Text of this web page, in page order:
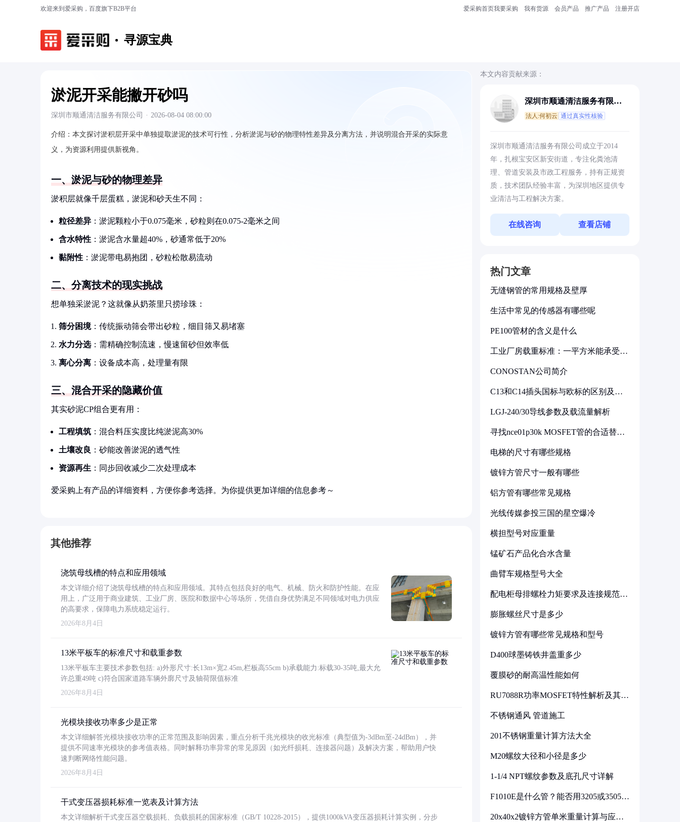
欢迎来到爱采购，百度旗下B2B平台 爱采购首页我要采购 我有货源 会员产品 推广产品 注册开店
寻源宝典
淤泥开采能撇开砂吗
深圳市顺通清洁服务有限公司 · 2026-08-04 08:00:00
介绍： 本文探讨淤积层开采中单独提取淤泥的技术可行性，分析淤泥与砂的物理特性差异及分离方法，并说明混合开采的实际意
义，为资源利用提供新视角。
一、淤泥与砂的物理差异
淤积层就像千层蛋糕，淤泥和砂天生不同：
粒径差异 ：淤泥颗粒小于0.075毫米，砂粒则在0.075-2毫米之间
含水特性 ：淤泥含水量超40%，砂通常低于20%
黏附性 ：淤泥带电易抱团，砂粒松散易流动
二、分离技术的现实挑战
想单独采淤泥？这就像从奶茶里只捞珍珠：
筛分困境：传统振动筛会带出砂粒，细目筛又易堵塞
水力分选：需精确控制流速，慢速留砂但效率低
离心分离 ：设备成本高，处理量有限
三、混合开采的隐藏价值
其实砂泥CP组合更有用：
工程填筑 ：混合料压实度比纯淤泥高30%
土壤改良 ：砂能改善淤泥的透气性
资源再生 ：同步回收减少二次处理成本
爱采购上有产品的详细资料，方便你参考选择。为你提供更加详细的信息参考～
其他推荐
浇筑母线槽的特点和应用领域
本文详细介绍了浇筑母线槽的特点和应用领域。其特点包括良好的电气、机械、防火和防护性能。在应
用上，广泛用于商业建筑、工业厂房、医院和数据中心等场所，凭借自身优势满足不同领域对电力供应
的高要求，保障电力系统稳定运行。
2026年8月4日
13米平板车的标准尺寸和载重参数
13米平板车主要技术参数包括: a)外形尺寸:长13m×宽2.45m,栏板高55cm b)承载能力:标载30-35吨,最大允
许总重49吨 c)符合国家道路车辆外廓尺寸及轴荷限值标准
2026年8月4日
光模块接收功率多少是正常
本文详细解答光模块接收功率的正常范围及影响因素，重点分析千兆光模块的收光标准（典型值为-3dBm至-24dBm），并
提供不同速率光模块的参考值表格。同时解释功率异常的常见原因（如光纤损耗、连接器问题）及解决方案，帮助用户快
速判断网络性能问题。
2026年8月4日
干式变压器损耗标准一览表及计算方法
本文详细解析干式变压器空载损耗、负载损耗的国家标准（GB/T 10228-2015），提供1000kVA变压器损耗计算实例，分步
本文内容贡献来源：
深圳市顺通清洁服务有限公
法人:何初云 通过真实性核验
深圳市顺通清洁服务有限公司成立于2014
年，扎根宝安区新安街道，专注化粪池清
理、管道安装及市政工程服务，持有正规资
质，技术团队经验丰富，为深圳地区提供专
业清洁与工程解决方案。
在线咨询 查看店铺
热门文章
无缝钢管的常用规格及壁厚
生活中常见的传感器有哪些呢
PE100管材的含义是什么
工业厂房载重标准：一平方米能承受多
CONOSTAN公司简介
C13和C14插头国标与欧标的区别及其
LGJ-240/30导线参数及载流量解析
寻找nce01p30k MOSFET管的合适替代
电梯的尺寸有哪些规格
镀锌方管尺寸一般有哪些
铝方管有哪些常见规格
光线传媒参投三国的星空爆冷
横担型号对应重量
锰矿石产品化合水含量
曲臂车规格型号大全
配电柜母排螺栓力矩要求及连接规范详
膨胀螺丝尺寸是多少
镀锌方管有哪些常见规格和型号
D400球墨铸铁井盖重多少
覆膜砂的耐高温性能如何
RU7088R功率MOSFET特性解析及其在
不锈钢通风 管道施工
201不锈钢重量计算方法大全
M20螺纹大径和小径是多少
1-1/4 NPT螺纹参数及底孔尺寸详解
F1010E是什么管？能否用3205或3505代
20x40x2镀锌方管单米重量计算与应用